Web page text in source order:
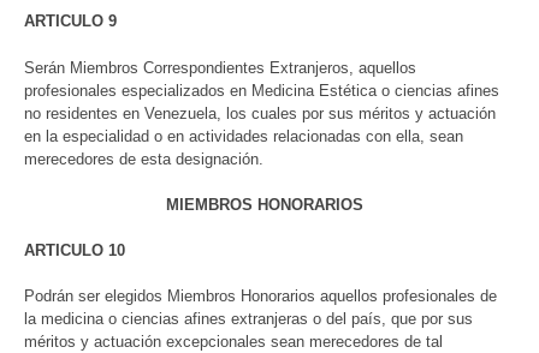
ARTICULO 9
Serán Miembros Correspondientes Extranjeros, aquellos
profesionales especializados en Medicina Estética o ciencias afines
no residentes en Venezuela, los cuales por sus méritos y actuación
en la especialidad o en actividades relacionadas con ella, sean
merecedores de esta designación.
MIEMBROS HONORARIOS
ARTICULO 10
Podrán ser elegidos Miembros Honorarios aquellos profesionales de
la medicina o ciencias afines extranjeras o del país, que por sus
méritos y actuación excepcionales sean merecedores de tal